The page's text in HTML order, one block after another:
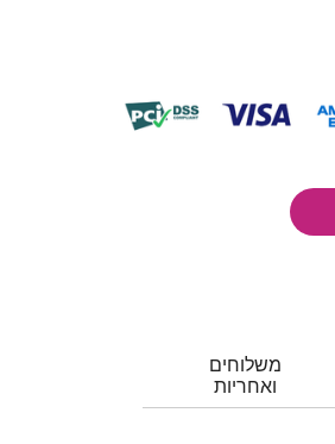
משלוחים
ואחריות